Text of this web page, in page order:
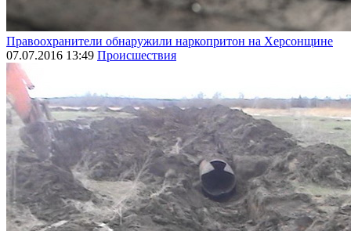
Правоохранители обнаружили наркопритон на Херсонщине
07.07.2016 13:49 Происшествия